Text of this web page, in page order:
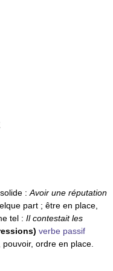
: Avoir une réputation
part ; être en place,
tel : Il contestait les
verbe passif
ordre en place.